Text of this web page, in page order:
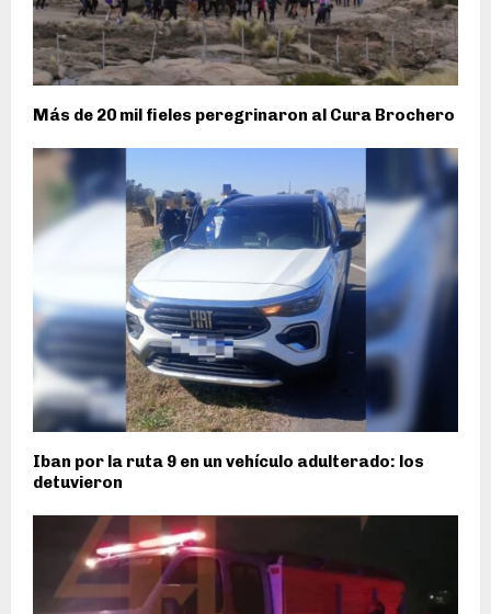
Más de 20 mil fieles peregrinaron al Cura Brochero
Iban por la ruta 9 en un vehículo adulterado: los
detuvieron